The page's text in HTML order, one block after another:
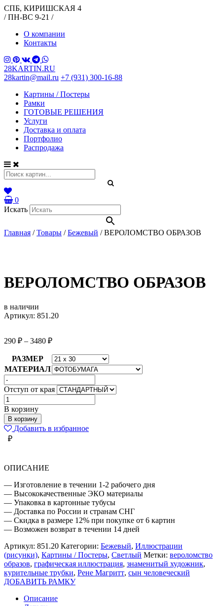
СПБ, КИРИШСКАЯ 4
/ ПН-ВС 9-21 /
О компании
Контакты
28KARTIN.RU
28kartin@mail.ru +7 (931) 300-16-88
Картины / Постеры
Рамки
ГОТОВЫЕ РЕШЕНИЯ
Услуги
Доставка и оплата
Портфолио
Распродажа
0
Искать
Главная /Товары /Бежевый /ВЕРОЛОМСТВО ОБРАЗОВ
ВЕРОЛОМСТВО ОБРАЗОВ
в наличии
Артикул: 851.20
290 ₽ – 3480 ₽
РАЗМЕР
МАТЕРИАЛ
Отступ от края
Количество
товара
ВЕРОЛОМСТВО
ОБРАЗОВ
В корзину
В корзину
Добавить в избранное
₽
ОПИСАНИЕ
— Изготовление в течении 1-2 рабочего дня
— Высококачественные ЭКО материалы
— Упаковка в картонные тубусы
— Доставка по России и странам СНГ
— Скидка в размере 12% при покупке от 6 картин
— Возможен возврат в течении 14 дней
Артикул: 851.20 Категории: Бежевый, Иллюстрации
(рисунки), Картины / Постеры, Светлый Метки: вероломство
образов, графическая иллюстрация, знаменитый художник,
курительные трубки, Рене Магритт, сын человеческий
ДОБАВИТЬ РАМКУ
Описание